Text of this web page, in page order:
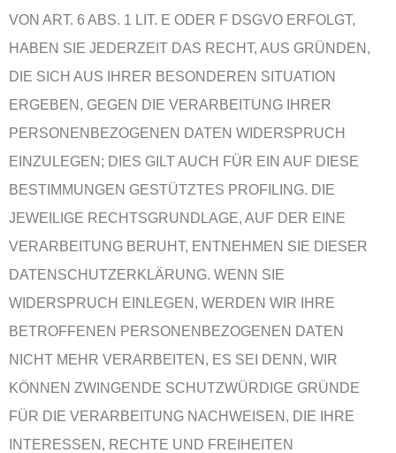
VON ART. 6 ABS. 1 LIT. E ODER F DSGVO ERFOLGT,
HABEN SIE JEDERZEIT DAS RECHT, AUS GRÜNDEN,
DIE SICH AUS IHRER BESONDEREN SITUATION
ERGEBEN, GEGEN DIE VERARBEITUNG IHRER
PERSONENBEZOGENEN DATEN WIDERSPRUCH
EINZULEGEN; DIES GILT AUCH FÜR EIN AUF DIESE
BESTIMMUNGEN GESTÜTZTES PROFILING. DIE
JEWEILIGE RECHTSGRUNDLAGE, AUF DER EINE
VERARBEITUNG BERUHT, ENTNEHMEN SIE DIESER
DATENSCHUTZERKLÄRUNG. WENN SIE
WIDERSPRUCH EINLEGEN, WERDEN WIR IHRE
BETROFFENEN PERSONENBEZOGENEN DATEN
NICHT MEHR VERARBEITEN, ES SEI DENN, WIR
KÖNNEN ZWINGENDE SCHUTZWÜRDIGE GRÜNDE
FÜR DIE VERARBEITUNG NACHWEISEN, DIE IHRE
INTERESSEN, RECHTE UND FREIHEITEN